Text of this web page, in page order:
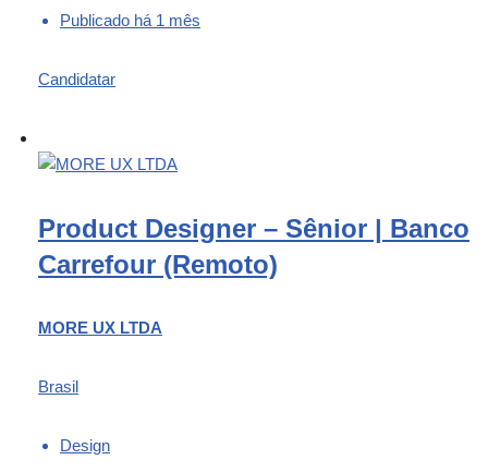
Publicado há 1 mês
Candidatar
Product Designer – Sênior | Banco
Carrefour (Remoto)
MORE UX LTDA
Brasil
Design